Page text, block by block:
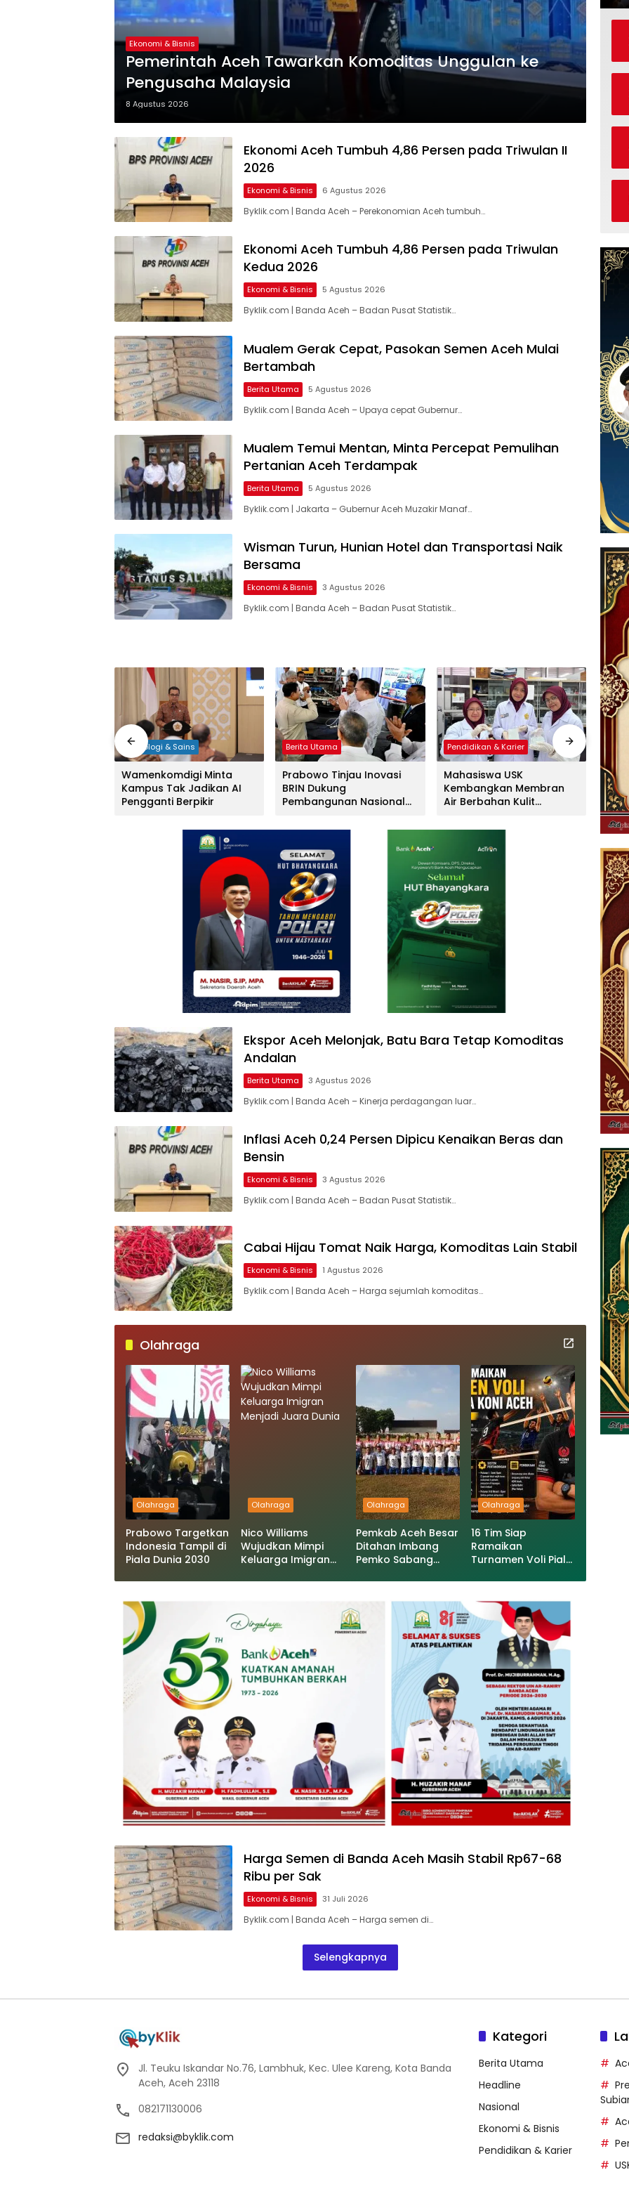
Ekonomi & Bisnis
Pemerintah Aceh Tawarkan Komoditas Unggulan ke
Pengusaha Malaysia
8 Agustus 2026
Ekonomi Aceh Tumbuh 4,86 Persen pada Triwulan II
2026
Ekonomi & Bisnis 6 Agustus 2026
Byklik.com | Banda Aceh – Perekonomian Aceh tumbuh…
Ekonomi Aceh Tumbuh 4,86 Persen pada Triwulan
Kedua 2026
Ekonomi & Bisnis 5 Agustus 2026
Byklik.com | Banda Aceh – Badan Pusat Statistik…
Mualem Gerak Cepat, Pasokan Semen Aceh Mulai
Bertambah
Berita Utama 5 Agustus 2026
Byklik.com | Banda Aceh – Upaya cepat Gubernur…
Mualem Temui Mentan, Minta Percepat Pemulihan
Pertanian Aceh Terdampak
Berita Utama 5 Agustus 2026
Byklik.com | Jakarta – Gubernur Aceh Muzakir Manaf…
Wisman Turun, Hunian Hotel dan Transportasi Naik
Bersama
Ekonomi & Bisnis 3 Agustus 2026
Byklik.com | Banda Aceh – Badan Pusat Statistik…
Teknologi & Sains
Wamenkomdigi Minta
Kampus Tak Jadikan AI
Pengganti Berpikir
Berita Utama
Prabowo Tinjau Inovasi
BRIN Dukung
Pembangunan Nasional
Pendidikan & Karier
Mahasiswa USK
Kembangkan Membran
Air Berbahan Kulit
Ekspor Aceh Melonjak, Batu Bara Tetap Komoditas
Andalan
Berita Utama 3 Agustus 2026
Byklik.com | Banda Aceh – Kinerja perdagangan luar…
Inflasi Aceh 0,24 Persen Dipicu Kenaikan Beras dan
Bensin
Ekonomi & Bisnis 3 Agustus 2026
Byklik.com | Banda Aceh – Badan Pusat Statistik…
Cabai Hijau Tomat Naik Harga, Komoditas Lain Stabil
Ekonomi & Bisnis 1 Agustus 2026
Byklik.com | Banda Aceh – Harga sejumlah komoditas…
Olahraga
Olahraga
Prabowo Targetkan
Indonesia Tampil di
Piala Dunia 2030
Olahraga
Nico Williams
Wujudkan Mimpi
Keluarga Imigran
Olahraga
Pemkab Aceh Besar
Ditahan Imbang
Pemko Sabang
Olahraga
16 Tim Siap
Ramaikan
Turnamen Voli Piala
Harga Semen di Banda Aceh Masih Stabil Rp67-68
Ribu per Sak
Ekonomi & Bisnis 31 Juli 2026
Byklik.com | Banda Aceh – Harga semen di…
Selengkapnya
Jl. Teuku Iskandar No.76, Lambhuk, Kec. Ulee Kareng, Kota Banda
Aceh, Aceh 23118
082171130006
redaksi@byklik.com
Kategori
Berita Utama
Headline
Nasional
Ekonomi & Bisnis
Pendidikan & Karier